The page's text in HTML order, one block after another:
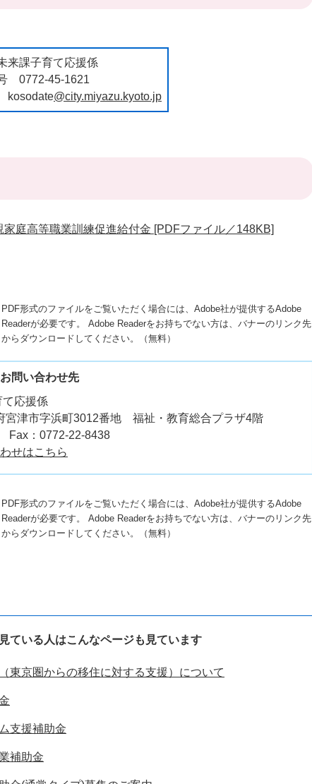
来課子育て応援係
0772-45-1621
kosodate@city.miyazu.kyoto.jp
家庭高等職業訓練促進給付金 [PDFファイル／148KB]
PDF形式のファイルをご覧いただく場合には、Adobe社が提供するAdobe
Readerが必要です。
Adobe Readerをお持ちでない方は、バナーのリンク先
からダウンロードしてください。（無料）
問い合わせ先
て応援係
宮津市字浜町3012番地 福祉・教育総合プラザ4階
Fax：0772-22-8438
せはこちら
PDF形式のファイルをご覧いただく場合には、Adobe社が提供するAdobe
Readerが必要です。
Adobe Readerをお持ちでない方は、バナーのリンク先
からダウンロードしてください。（無料）
ている人はこんなページも見ています
東京圏からの移住に対する支援）について
支援補助金
補助金